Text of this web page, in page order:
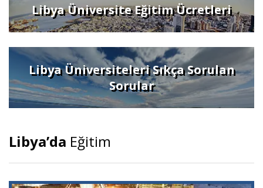
Libya Üniversite Eğitim Ücretleri
Libya Üniversiteleri Sıkça Sorulan
Sorular
Libya’da Eğitim